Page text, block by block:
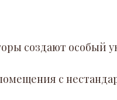
создают особый
с